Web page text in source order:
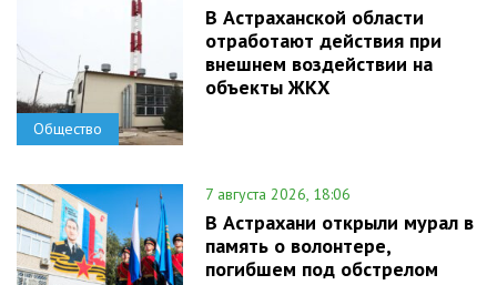
Общество
В Астраханской области
отработают действия при
внешнем воздействии на
объекты ЖКХ
7 августа 2026, 18:06
В Астрахани открыли мурал в
память о волонтере,
погибшем под обстрелом